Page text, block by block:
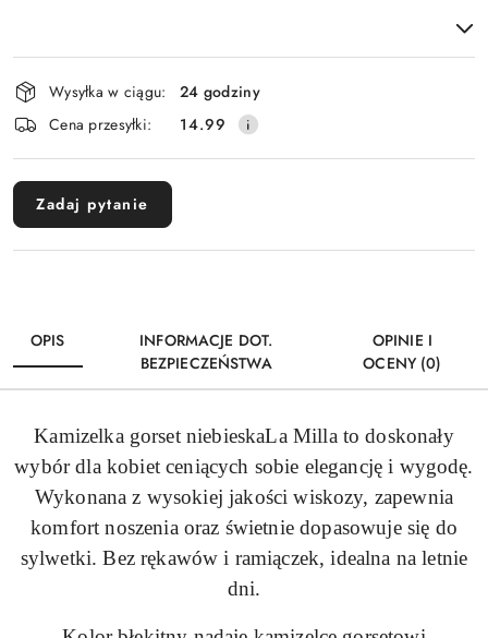
Dostępność
i
dostawa
Wysyłka w ciągu:
24 godziny
Cena przesyłki:
14.99
Zadaj pytanie
OPIS
INFORMACJE DOT.
BEZPIECZEŃSTWA
OPINIE I
OCENY (0)
Kamizelka gorset niebieskaLa Milla to doskonały
wybór dla kobiet ceniących sobie elegancję i wygodę.
Wykonana z wysokiej jakości wiskozy, zapewnia
komfort noszenia oraz świetnie dopasowuje się do
sylwetki. Bez rękawów i ramiączek, idealna na letnie
dni.